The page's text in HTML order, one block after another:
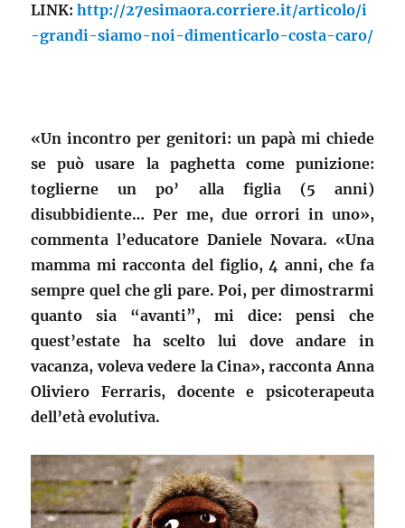
LINK:http://27esimaora.corriere.it/articolo/i
-grandi-siamo-noi-dimenticarlo-costa-caro/
«Un incontro per genitori: un papà mi chiede
se può usare la paghetta come punizione:
toglierne un po’ alla figlia (5 anni)
disubbidiente… Per me, due orrori in uno»,
commenta l’educatore Daniele Novara. «Una
mamma mi racconta del figlio, 4 anni, che fa
sempre quel che gli pare. Poi, per dimostrarmi
quanto sia “avanti”, mi dice: pensi che
quest’estate ha scelto lui dove andare in
vacanza, voleva vedere la Cina», racconta Anna
Oliviero Ferraris, docente e psicoterapeuta
dell’età evolutiva.